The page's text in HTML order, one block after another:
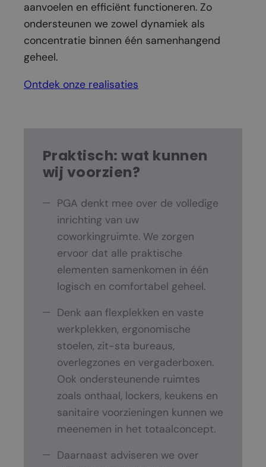
aanvoelen en efficiënt functioneren. Zo
ondersteunen we zowel dynamiek als
concentratie binnen één samenhangend
geheel.
Ontdek onze realisaties
Praktisch: wat kunnen
wij voorzien?
PGA denkt mee over de volledige
inrichting van uw
coworkingruimte. We zorgen
ervoor dat alle praktische
elementen samenkomen in één
logisch en comfortabel geheel.
Denk aan flexplekken en vaste
werkplekken, ergonomische
stoelen, zit-sta bureaus,
overlegzones en vergaderboxen.
Ook ondersteunende ruimtes
zoals onthaal, lockers, keukens en
sanitaire voorzieningen kunnen we
meenemen in het totaalconcept.
Daarnaast adviseren we over